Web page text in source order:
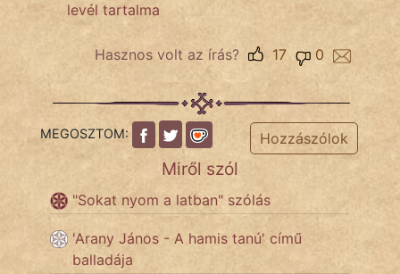
TÖRTÉNELEM
Népszerű szerzőink:
fantom
Hunor
levél tartalma
Hasznos volt az írás? 0
17
MEGOSZTOM: Hozzászólok
Miről szól
"Sokat nyom a latban" szólás
'Arany János - A hamis tanú' című
balladája